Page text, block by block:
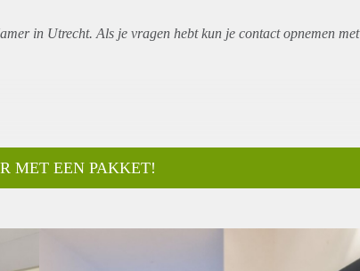
in Utrecht. Als je vragen hebt kun je contact opnemen met
MET EEN PAKKET!